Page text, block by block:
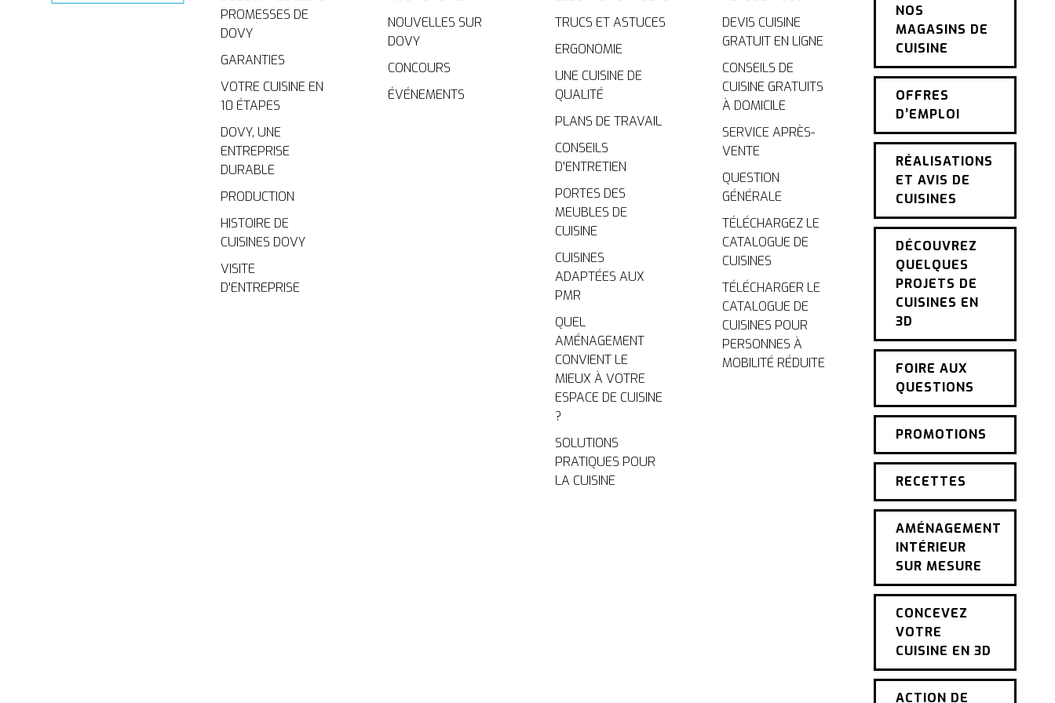
PROMESSES DE
DOVY
GARANTIES
VOTRE CUISINE EN
10 ÉTAPES
DOVY, UNE
ENTREPRISE
DURABLE
PRODUCTION
HISTOIRE DE
CUISINES DOVY
VISITE
D'ENTREPRISE
NOUVELLES SUR
DOVY
CONCOURS
ÉVÉNEMENTS
TRUCS ET ASTUCES
ERGONOMIE
UNE CUISINE DE
QUALITÉ
PLANS DE TRAVAIL
CONSEILS
D'ENTRETIEN
PORTES DES
MEUBLES DE
CUISINE
CUISINES
ADAPTÉES AUX
PMR
QUEL
AMÉNAGEMENT
CONVIENT LE
MIEUX À VOTRE
ESPACE DE CUISINE
?
SOLUTIONS
PRATIQUES POUR
LA CUISINE
DEVIS CUISINE
GRATUIT EN LIGNE
CONSEILS DE
CUISINE GRATUITS
À DOMICILE
SERVICE APRÈS-
VENTE
QUESTION
GÉNÉRALE
TÉLÉCHARGEZ LE
CATALOGUE DE
CUISINES
TÉLÉCHARGER LE
CATALOGUE DE
CUISINES POUR
PERSONNES À
MOBILITÉ RÉDUITE
NOS
MAGASINS DE
CUISINE
OFFRES
D’EMPLOI
RÉALISATIONS
ET AVIS DE
CUISINES
DÉCOUVREZ
QUELQUES
PROJETS DE
CUISINES EN
3D
FOIRE AUX
QUESTIONS
PROMOTIONS
RECETTES
AMÉNAGEMENT
INTÉRIEUR
SUR MESURE
CONCEVEZ
VOTRE
CUISINE EN 3D
ACTION DE